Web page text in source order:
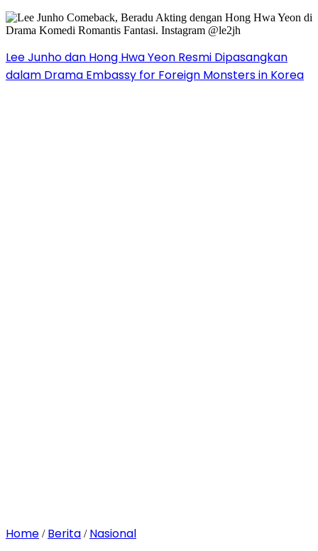
Lee Junho dan Hong Hwa Yeon Resmi Dipasangkan
dalam Drama Embassy for Foreign Monsters in Korea
Home / Berita / Nasional